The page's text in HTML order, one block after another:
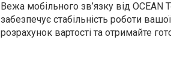
Вежа мобільного зв’язку від
забезпечує стабільність роботи
розрахунок вартості та отримайте